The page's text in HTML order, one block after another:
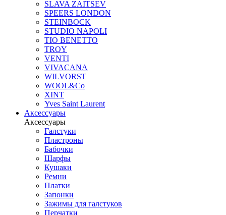
SLAVA ZAITSEV
SPEERS LONDON
STEINBOCK
STUDIO NAPOLI
TIO BENETTO
TROY
VENTI
VIVACANA
WILVORST
WOOL&Co
XINT
Yves Saint Laurent
Аксессуары
Аксессуары
Галстуки
Пластроны
Бабочки
Шарфы
Кушаки
Ремни
Платки
Запонки
Зажимы для галстуков
Перчатки